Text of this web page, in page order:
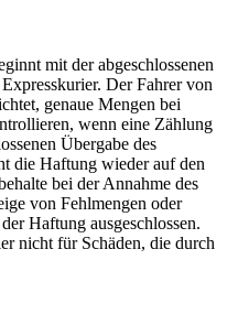
mit der abgeschlossenen
Der Fahrer von
genaue Mengen bei
wenn eine Zählung
Übergabe des
die Haftung wieder auf den
bei der Annahme des
von Fehlmengen oder
Haftung ausgeschlossen.
nicht für Schäden, die durch